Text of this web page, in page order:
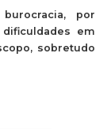
por
em
sobretudo